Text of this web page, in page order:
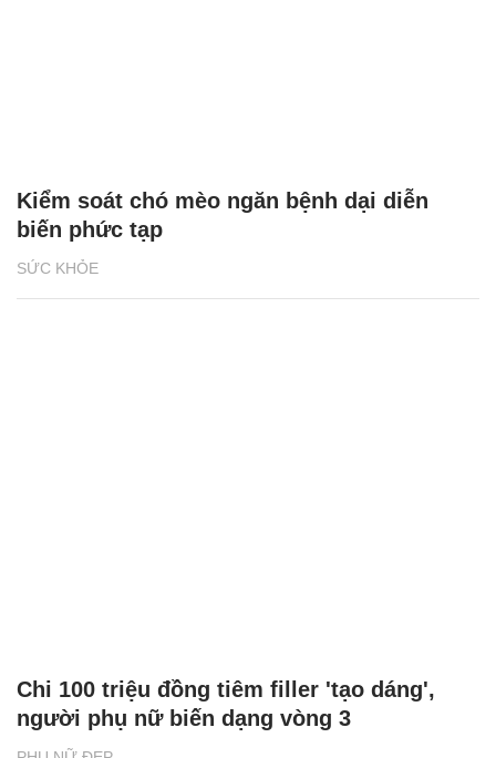
SỨC KHỎE
Kiểm soát chó mèo ngăn bệnh dại diễn
biến phức tạp
Chi 100 triệu đồng tiêm filler 'tạo dáng',
người phụ nữ biến dạng vòng 3